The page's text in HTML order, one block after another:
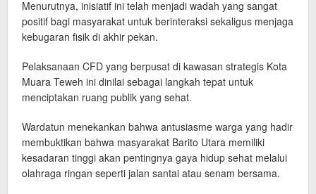
Menurutnya, inisiatif ini telah menjadi wadah yang sangat
positif bagi masyarakat untuk berinteraksi sekaligus menjaga
kebugaran fisik di akhir pekan.
Pelaksanaan CFD yang berpusat di kawasan strategis Kota
Muara Teweh ini dinilai sebagai langkah tepat untuk
menciptakan ruang publik yang sehat.
Wardatun menekankan bahwa antusiasme warga yang hadir
membuktikan bahwa masyarakat Barito Utara memiliki
kesadaran tinggi akan pentingnya gaya hidup sehat melalui
olahraga ringan seperti jalan santai atau senam bersama.